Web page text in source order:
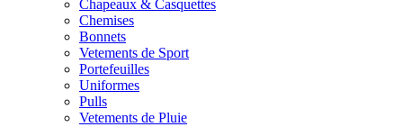
Chapeaux & Casquettes
Chemises
Bonnets
Vetements de Sport
Portefeuilles
Uniformes
Pulls
Vetements de Pluie